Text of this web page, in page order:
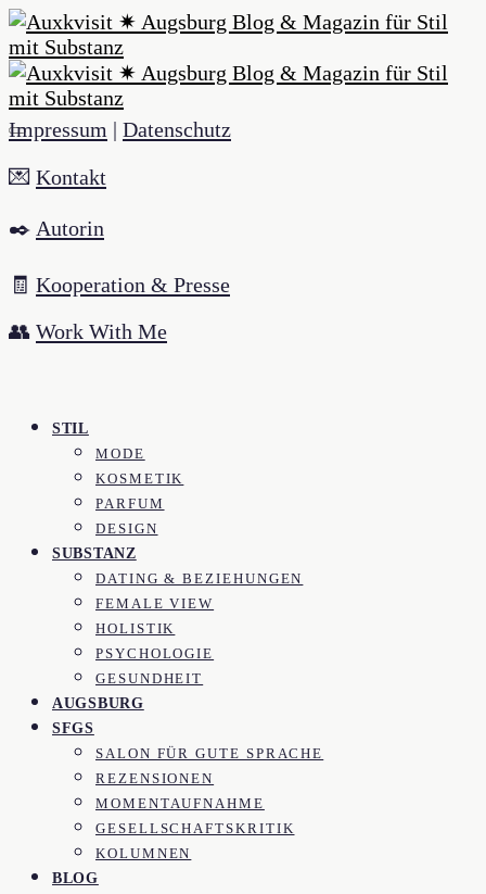
Impressum | Datenschutz
💌 Kontakt
✒️ Autorin
🧾 Kooperation & Presse
👥 Work With Me
STIL
MODE
KOSMETIK
PARFUM
DESIGN
SUBSTANZ
DATING & BEZIEHUNGEN
FEMALE VIEW
HOLISTIK
PSYCHOLOGIE
GESUNDHEIT
AUGSBURG
SFGS
SALON FÜR GUTE SPRACHE
REZENSIONEN
MOMENTAUFNAHME
GESELLSCHAFTSKRITIK
KOLUMNEN
BLOG